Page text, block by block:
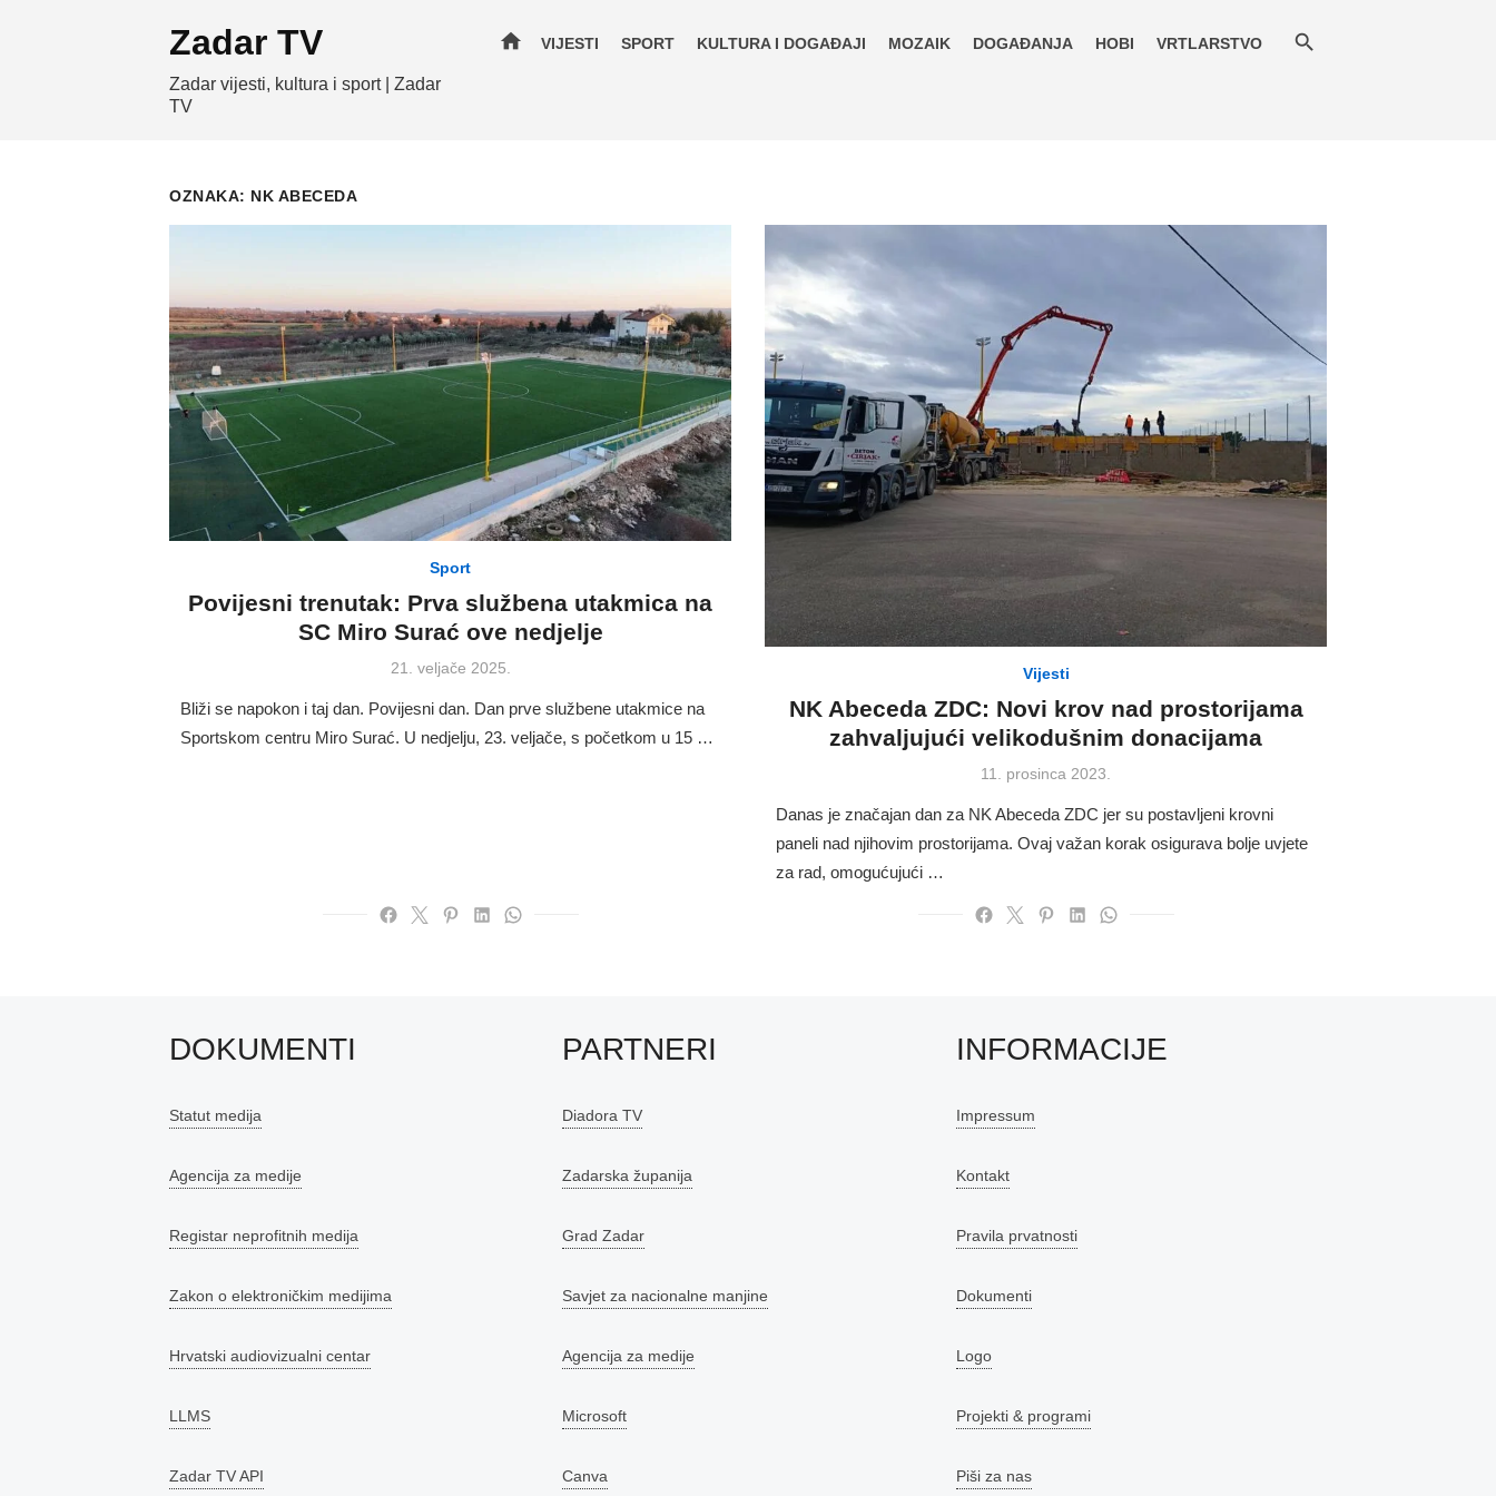
Zadar TV
Zadar vijesti, kultura i sport | Zadar
TV
home VIJESTI SPORT KULTURA I DOGAĐAJI MOZAIK DOGAĐANJA HOBI VRTLARSTVO
OZNAKA: NK ABECEDA
Sport
Povijesni trenutak: Prva službena utakmica na
SC Miro Surać ove nedjelje
Posted
21. veljače 2025.
Bliži se napokon i taj dan. Povijesni dan. Dan prve službene utakmice na
Sportskom centru Miro Surać. U nedjelju, 23. veljače, s početkom u 15 …
Vijesti
NK Abeceda ZDC: Novi krov nad prostorijama
zahvaljujući velikodušnim donacijama
Posted
11. prosinca 2023.
Danas je značajan dan za NK Abeceda ZDC jer su postavljeni krovni
paneli nad njihovim prostorijama. Ovaj važan korak osigurava bolje uvjete
za rad, omogućujući …
DOKUMENTI
Statut medija
Agencija za medije
Registar neprofitnih medija
Zakon o elektroničkim medijima
Hrvatski audiovizualni centar
LLMS
Zadar TV API
PARTNERI
Diadora TV
Zadarska županija
Grad Zadar
Savjet za nacionalne manjine
Agencija za medije
Microsoft
Canva
INFORMACIJE
Impressum
Kontakt
Pravila prvatnosti
Dokumenti
Logo
Projekti & programi
Piši za nas